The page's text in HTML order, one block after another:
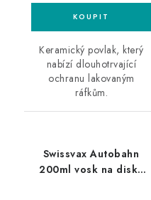
Keramický povlak, který
nabízí dlouhotrvající
ochranu lakovaným
ráfkům.
Swissvax Autobahn
200ml vosk na disky